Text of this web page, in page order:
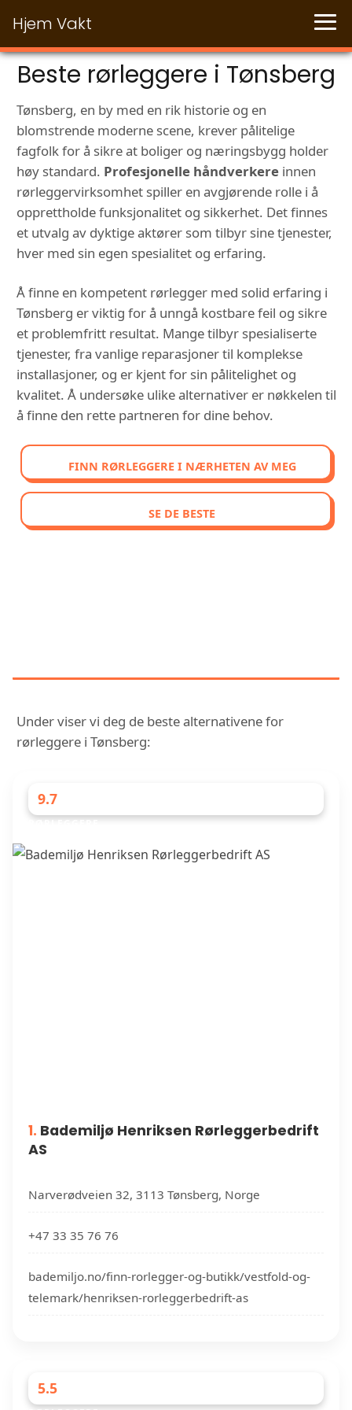
Hjem Vakt
Beste rørleggere i Tønsberg
Tønsberg, en by med en rik historie og en
blomstrende moderne scene, krever pålitelige
fagfolk for å sikre at boliger og næringsbygg holder
høy standard. Profesjonelle håndverkere innen
rørleggervirksomhet spiller en avgjørende rolle i å
opprettholde funksjonalitet og sikkerhet. Det finnes
et utvalg av dyktige aktører som tilbyr sine tjenester,
hver med sin egen spesialitet og erfaring.
Å finne en kompetent rørlegger med solid erfaring i
Tønsberg er viktig for å unngå kostbare feil og sikre
et problemfritt resultat. Mange tilbyr spesialiserte
tjenester, fra vanlige reparasjoner til komplekse
installasjoner, og er kjent for sin pålitelighet og
kvalitet. Å undersøke ulike alternativer er nøkkelen til
å finne den rette partneren for dine behov.
FINN RØRLEGGERE I NÆRHETEN AV MEG
SE DE BESTE
Under viser vi deg de beste alternativene for
rørleggere i Tønsberg:
9.7
1. Bademiljø Henriksen Rørleggerbedrift
AS
Narverødveien 32, 3113 Tønsberg, Norge
+47 33 35 76 76
bademiljo.no/finn-rorlegger-og-butikk/vestfold-og-
telemark/henriksen-rorleggerbedrift-as
5.5